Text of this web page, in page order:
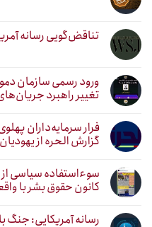
تناقض‌گویی رسانه
ورود رسمی سازمان
تغییر راهبرد
فرار سرمایه‌داران
گزارش الحره از
سوءاستفاده سیاسی
کانون حقوق بشر با
رسانه آمریکایی: جنگ